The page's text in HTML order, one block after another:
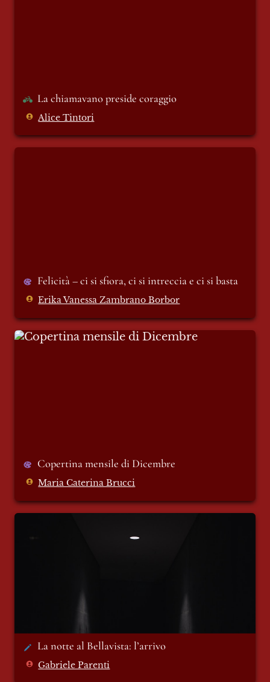
La chiamavano preside coraggio
Alice Tintori
Felicità – ci si sfiora, ci si intreccia e ci si basta
Erika Vanessa Zambrano Borbor
Copertina mensile di Dicembre
Copertina mensile di Dicembre
Maria Caterina Brucci
La notte al Bellavista: l’arrivo
La notte al Bellavista: l’arrivo
Gabriele Parenti